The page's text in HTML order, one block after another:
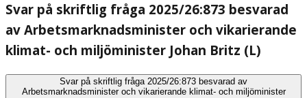
Svar på skriftlig fråga 2025/26:873 besvarad
av Arbetsmarknadsminister och vikarierande
klimat- och miljöminister Johan Britz (L)
Svar på skriftlig fråga 2025/26:873 besvarad av
Arbetsmarknadsminister och vikarierande klimat- och miljöminister